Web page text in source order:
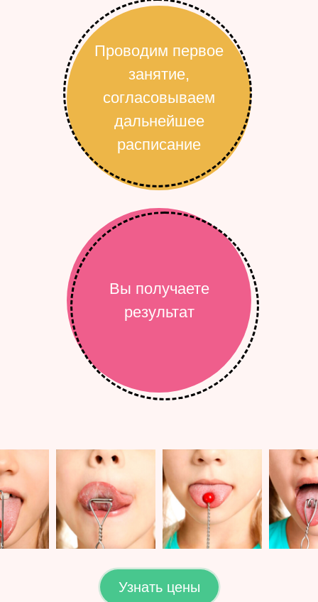
Проводим первое
занятие,
согласовываем
дальнейшее
расписание
Вы получаете
результат
Узнать цены